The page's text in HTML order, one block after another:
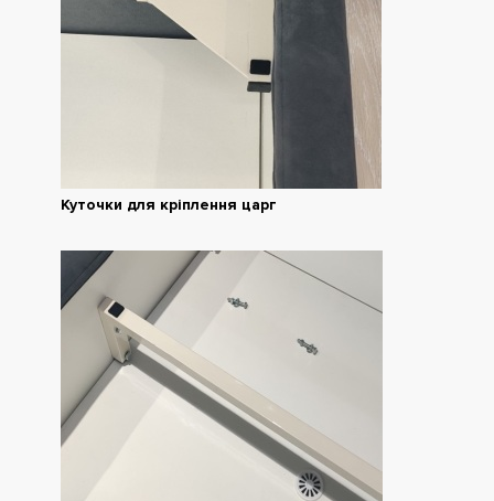
Куточки для кріплення царг